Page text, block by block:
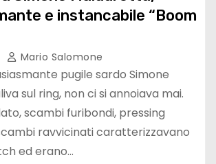
e instancabile “Boom
Mario Salomone
pugile sardo Simone
sul ring, non ci si annoiava mai.
scambi furibondi, pressing
ravvicinati caratterizzavano
ed erano…